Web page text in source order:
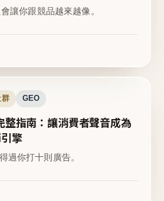
讓你跟競品越來越像。
群 GEO
整指南：讓消費者聲音成為
擎
過你打十則廣告。